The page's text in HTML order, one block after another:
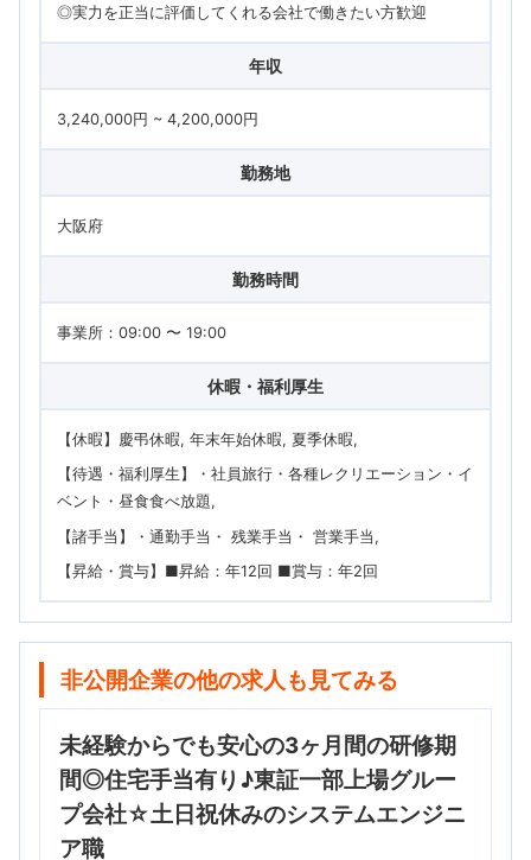
◎実力を正当に評価してくれる会社で働きたい方歓迎
年収
3,240,000円 ~ 4,200,000円
勤務地
大阪府
勤務時間
事業所：09:00 〜 19:00
休暇・福利厚生
【休暇】慶弔休暇, 年末年始休暇, 夏季休暇
【待遇・福利厚生】・社員旅行・各種レクリエーション・イ
ベント・昼食食べ放題
【諸手当】・通勤手当・ 残業手当・ 営業手当
【昇給・賞与】■昇給：年12回 ■賞与：年2回
非公開企業の他の求人も見てみる
未経験からでも安心の3ヶ月間の研修期
間◎住宅手当有り♪東証一部上場グルー
プ会社☆土日祝休みのシステムエンジニ
ア職